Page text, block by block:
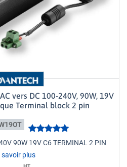
vers DC 100-240V, 90W, 19V
Terminal block 2 pin
90W 19V C6 TERMINAL 2 PIN
savoir plus